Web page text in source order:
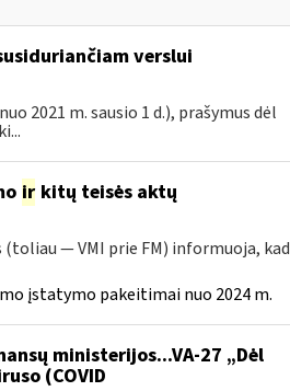
verslui
2021 m. sausio 1 d.), prašymus dėl
irkitų teisės aktų
— VMI prie FM) informuoja, kad
įstatymo pakeitimai nuo 2024 m.
ministerijos...VA-27 „Dėl
(COVID